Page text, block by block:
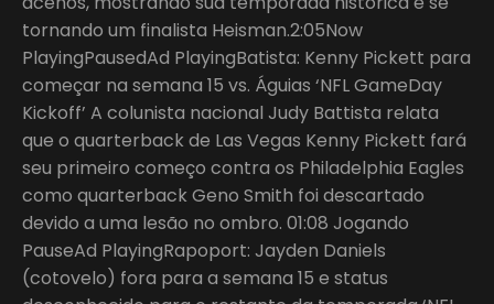
tornando um finalista Heisman.2:05Now
PlayingPausedAd PlayingBatista: Kenny Pickett para
começar na semana 15 vs. Águias ‘NFL GameDay
Kickoff’ A colunista nacional Judy Battista relata
que o quarterback de Las Vegas Kenny Pickett fará
seu primeiro começo contra os Philadelphia Eagles
como quarterback Geno Smith foi descartado
devido a uma lesão no ombro. 01:08 Jogando
PauseAd PlayingRapoport: Jayden Daniels
(cotovelo) fora para a semana 15 e status